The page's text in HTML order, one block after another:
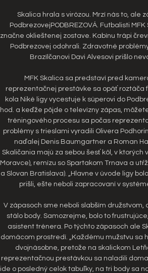
Skalica hrala s virózou. Mrzí nás to, ale
PodbrezovejPODBREZOVÁ. Futbalisti
značne oklieštenej zostave. Kabínu trápi
Podbrezovej odohrali. Zdravotné
Brazílčanovi Davi Alvesovi prišlo
MFK Skalica sa predstaví pred
reprezentačnej prestávke sa opäť roztáča
kola Niké ligy vycestuje k súperovi do
hod. a keďže pôjde o televízny zápas,
tréningového procesu sa počas
problémy s trieslami vyradili Olivera
naďalej Denis Baumgartner a Roman
Skaličania majú za sebou šesť kôl, v
Moravce), remízu so Spartakom Trnava a
a Slovan Bratislava). „Hlavne v úvode ligy
prišli, ešte neboli zapracovaní v
V zápasoch sme neboli slabším družstvom,
stálo body. Samozrejme, bolo to
asistent trénera. Po týchto zápasoch ale
domácom prostredí. „Každému mužstvu sa
dvojnásobne, pretože na skalickom
reprezentačnou prestávkou sa naladili
ide o posledný celok tabuľky, na tri body sa